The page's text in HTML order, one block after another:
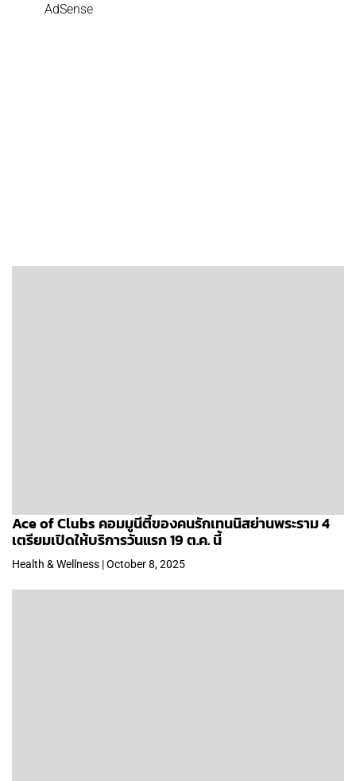
AdSense
Ace of Clubs คอมมูนีตี้ของคนรักเทนนิสย่านพระราม 4
เตรียมเปิดให้บริการวันแรก 19 ต.ค. นี้
Health & Wellness | October 8, 2025